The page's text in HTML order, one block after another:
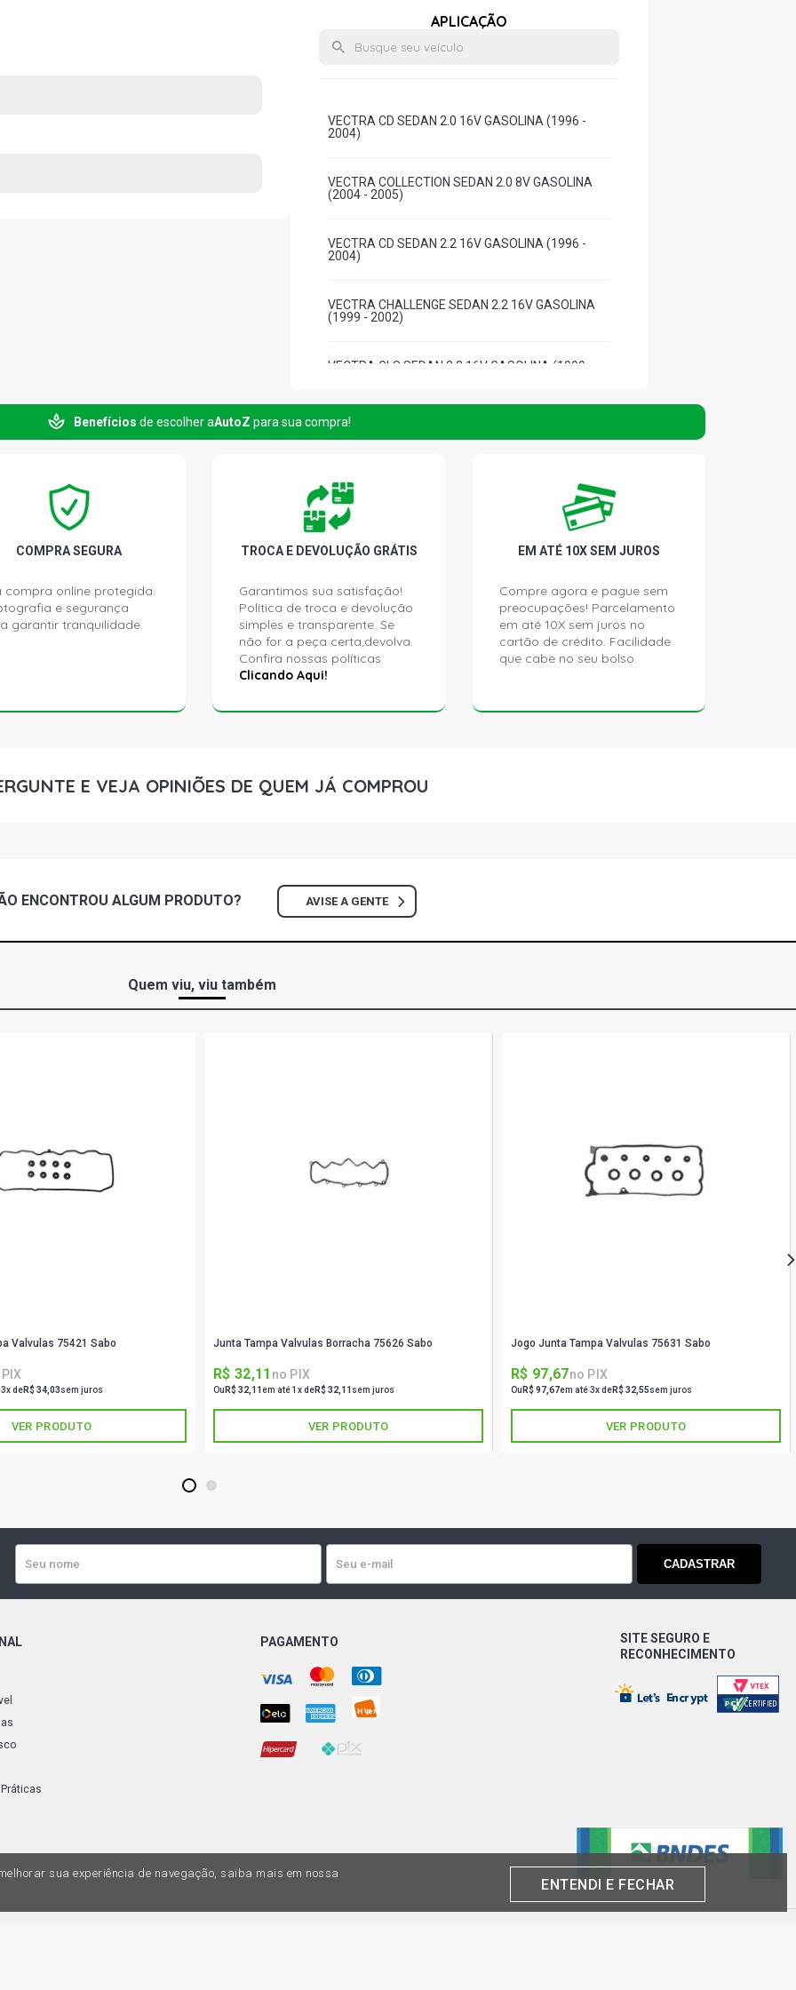
APLICAÇÃO
VECTRA CD SEDAN 2.0 16V GASOLINA (1996 -
2004)
VECTRA COLLECTION SEDAN 2.0 8V GASOLINA
(2004 - 2005)
VECTRA CD SEDAN 2.2 16V GASOLINA (1996 -
2004)
VECTRA CHALLENGE SEDAN 2.2 16V GASOLINA
(1999 - 2002)
VECTRA GLS SEDAN 2.2 16V GASOLINA (1999 -
Benefícios de escolher aAutoZ para sua compra!
COMPRA SEGURA
compra online protegida.
e segurança
garantir tranquilidade.
TROCA E DEVOLUÇÃO GRÁTIS
Garantimos sua satisfação!
Política de troca e devolução
simples e transparente. Se
não for a peça certa,devolva.
Confira nossas políticas
Clicando Aqui!
EM ATÉ 10X SEM JUROS
Compre agora e pague sem
preocupações! Parcelamento
em até 10X sem juros no
cartão de crédito. Facilidade
que cabe no seu bolso.
E VEJA OPINIÕES DE QUEM JÁ COMPROU
ENCONTROU ALGUM PRODUTO? AVISE A GENTE
Quem viu, viu também
Valvulas 75421 Sabo
deR$ 34,03sem juros
VER PRODUTO
Junta Tampa Valvulas Borracha 75626 Sabo
R$ 32,11 no PIX
Ou R$ 32,11em até 1x deR$ 32,11 sem juros
VER PRODUTO
Jogo Junta Tampa Valvulas 75631 Sabo
R$ 97,67no PIX
Ou R$ 97,67em até 3x deR$ 32,55sem juros
VER PRODUTO
1 2
CADASTRAR
PAGAMENTO
SITE SEGURO E
RECONHECIMENTO
sua experiência de navegação, saiba mais em nossa
ENTENDI E FECHAR